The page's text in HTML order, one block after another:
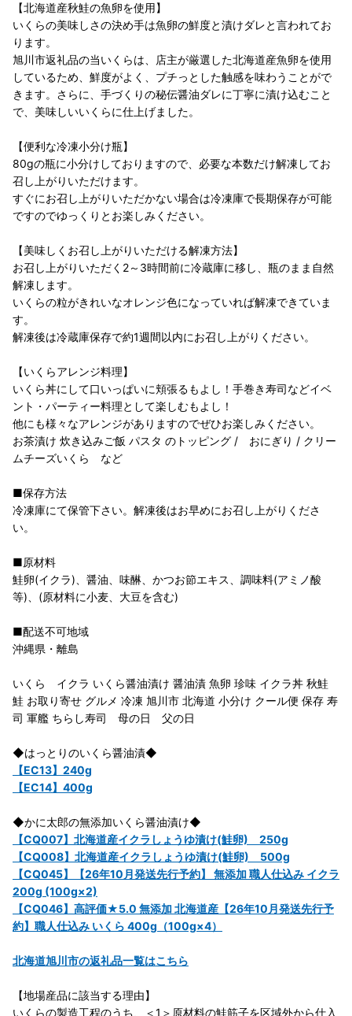
【北海道産秋鮭の魚卵を使用】
いくらの美味しさの決め手は魚卵の鮮度と漬けダレと言われてお
ります。
旭川市返礼品の当いくらは、店主が厳選した北海道産魚卵を使用
しているため、鮮度がよく、プチっとした触感を味わうことがで
きます。さらに、手づくりの秘伝醤油ダレに丁寧に漬け込むこと
で、美味しいいくらに仕上げました。
【便利な冷凍小分け瓶】
80gの瓶に小分けしておりますので、必要な本数だけ解凍してお
召し上がりいただけます。
すぐにお召し上がりいただかない場合は冷凍庫で長期保存が可能
ですのでゆっくりとお楽しみください。
【美味しくお召し上がりいただける解凍方法】
お召し上がりいただく2～3時間前に冷蔵庫に移し、瓶のまま自然
解凍します。
いくらの粒がきれいなオレンジ色になっていれば解凍できていま
す。
解凍後は冷蔵庫保存で約1週間以内にお召し上がりください。
【いくらアレンジ料理】
いくら丼にして口いっぱいに頬張るもよし！手巻き寿司などイベ
ント・パーティー料理として楽しむもよし！
他にも様々なアレンジがありますのでぜひお楽しみください。
お茶漬け 炊き込みご飯 パスタ のトッピング / おにぎり / クリー
ムチーズいくら など
■保存方法
冷凍庫にて保管下さい。解凍後はお早めにお召し上がりくださ
い。
■原材料
鮭卵(イクラ)、醤油、味醂、かつお節エキス、調味料(アミノ酸
等)、(原材料に小麦、大豆を含む)
■配送不可地域
沖縄県・離島
いくら イクラ いくら醤油漬け 醤油漬 魚卵 珍味 イクラ丼 秋鮭
鮭 お取り寄せ グルメ 冷凍 旭川市 北海道 小分け クール便 保存 寿
司 軍艦 ちらし寿司 母の日 父の日
◆はっとりのいくら醤油漬◆
【EC13】240g
【EC14】400g
◆かに太郎の無添加いくら醤油漬け◆
【CQ007】北海道産イクラしょうゆ漬け(鮭卵) 250g
【CQ008】北海道産イクラしょうゆ漬け(鮭卵) 500g
【CQ045】【26年10月発送先行予約】 無添加 職人仕込み イクラ
200g (100g×2)
【CQ046】高評価★5.0 無添加 北海道産【26年10月発送先行予
約】職人仕込み いくら 400g（100g×4）
北海道旭川市の返礼品一覧はこちら
【地場産品に該当する理由】
いくらの製造工程のうち、＜1＞原材料の鮭筋子を区域外から仕入